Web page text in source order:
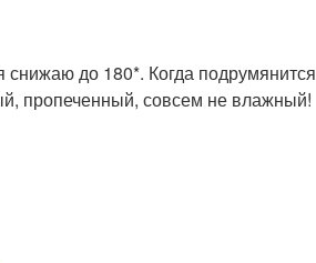
снижаю до 180*. Когда подрумянится
пропеченный, совсем не влажный!